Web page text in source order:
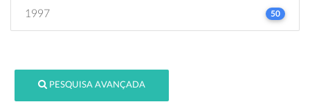
1997 50
PESQUISA AVANÇADA